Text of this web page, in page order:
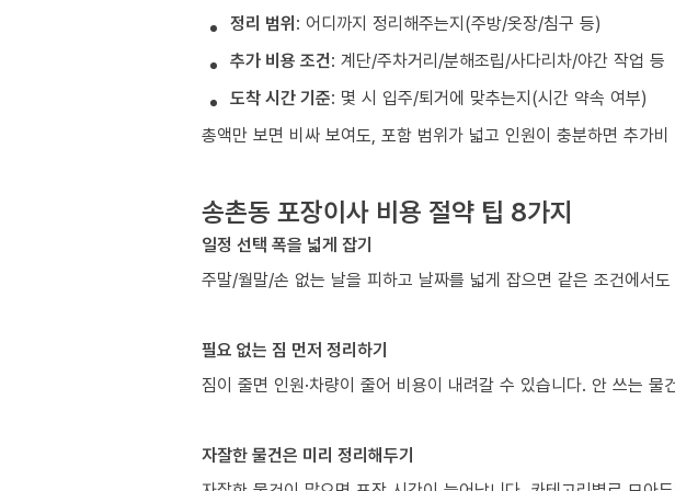
정리 범위: 어디까지 정리해주는지(주방/옷장/침구 등)
추가 비용 조건: 계단/주차거리/분해조립/사다리차/야간 작업 등
도착 시간 기준: 몇 시 입주/퇴거에 맞추는지(시간 약속 여부)
총액만 보면 비싸 보여도, 포함 범위가 넓고 인원이 충분하면 추가
송촌동 포장이사 비용 절약 팁 8가지
일정 선택 폭을 넓게 잡기
주말/월말/손 없는 날을 피하고 날짜를 넓게 잡으면 같은 조건에서
필요 없는 짐 먼저 정리하기
짐이 줄면 인원·차량이 줄어 비용이 내려갈 수 있습니다. 안 쓰는
자잘한 물건은 미리 정리해두기